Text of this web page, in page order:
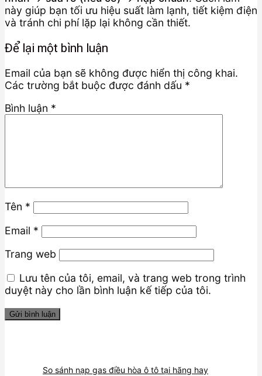
này giúp bạn tối ưu hiệu suất làm lạnh, tiết kiệm điện
và tránh chi phí lặp lại không cần thiết.
Để lại một bình luận
Email của bạn sẽ không được hiển thị công khai.
Các trường bắt buộc được đánh dấu *
Bình luận *
Tên *
Email *
Trang web
Lưu tên của tôi, email, và trang web trong trình
duyệt này cho lần bình luận kế tiếp của tôi.
So sánh nạp gas điều hòa ô tô tại hãng hay